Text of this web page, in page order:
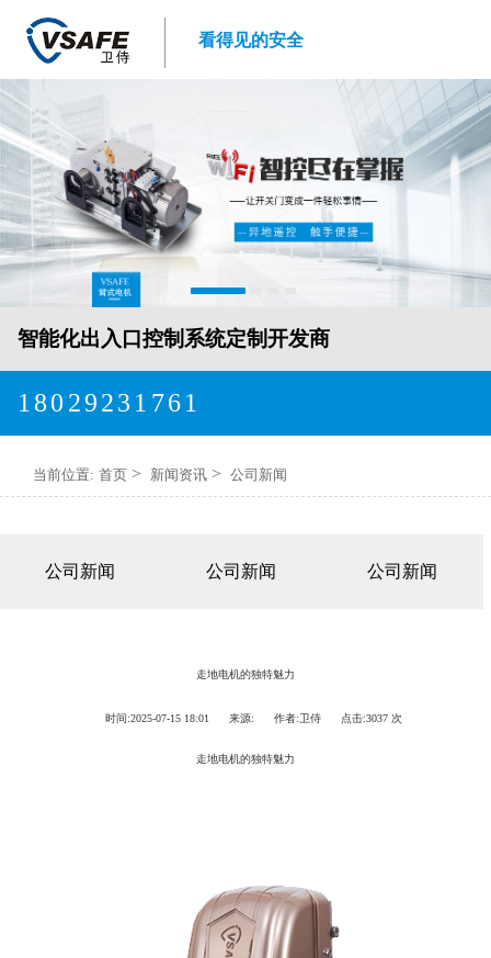
看得见的安全
智能化出入口控制系统定制开发商
18029231761
当前位置: 首页 > 新闻资讯 > 公司新闻
公司新闻 公司新闻 公司新闻
走地电机的独特魅力
时间:2025-07-15 18:01 来源: 作者:卫侍 点击:3037 次
走地电机的独特魅力